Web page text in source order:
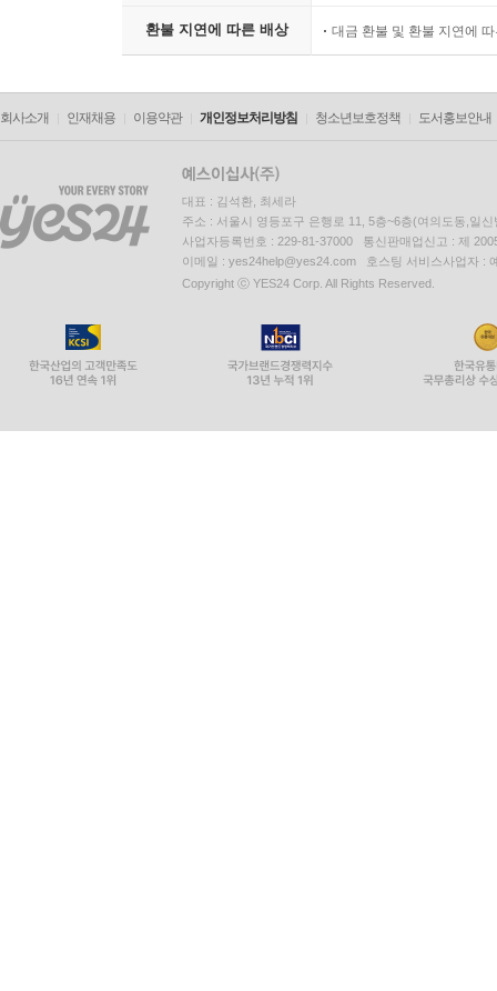
환불 지연에 따른 배상 대금 환불 및 환불 지연에
회사소개 인재채용 이용약관 개인정보처리방침 청소년보호정책 도서홍보안내
대표 : 김석환, 최세라
주소 : 서울시 영등포구 은행로 11, 5층~6층(여의도동,일신
사업자등록번호 : 229-81-37000 통신판매업신고 : 제
이메일 : yes24help@yes24.com 호스팅 서비스사업자 :
Copyright ⓒ YES24 Corp. All Rights Reserved.